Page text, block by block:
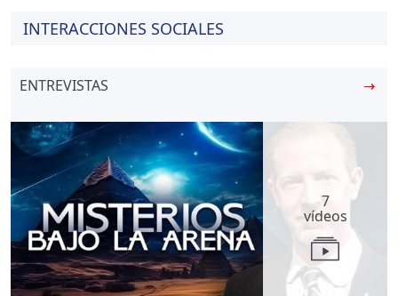
INTERACCIONES SOCIALES
ENTREVISTAS →
7
vídeos